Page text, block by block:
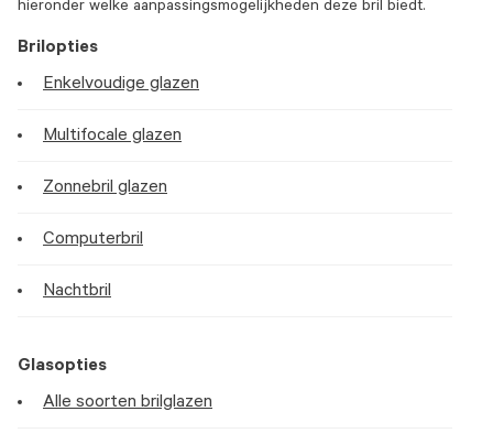
hieronder welke aanpassingsmogelijkheden deze bril biedt.
Brilopties
Enkelvoudige glazen
Multifocale glazen
Zonnebril glazen
Computerbril
Nachtbril
Glasopties
Alle soorten brilglazen